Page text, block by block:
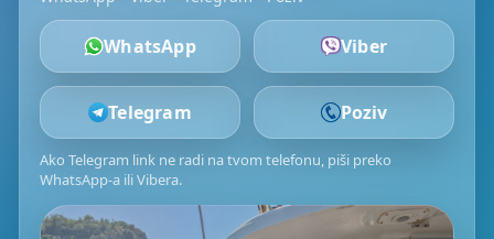
WhatsApp Viber
Telegram Poziv
Ako Telegram link ne radi na tvom telefonu, piši preko
WhatsApp-a ili Vibera.